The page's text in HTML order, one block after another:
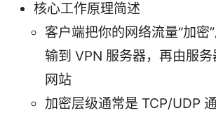
核心工作原理简述
客户端把你的网络流量“加密
输到 VPN 服务器，再由服
网站
加密层级通常是 TCP/UDP